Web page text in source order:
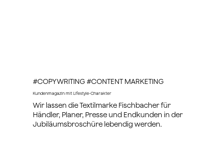
#COPYWRITING #CONTENT MARKETING
Wir lassen die Textilmarke Fischbacher für
Händler, Planer, Presse und Endkunden in der
Jubiläumsbroschüre lebendig werden.
Kundenmagazin mit Lifestyle-Charakter